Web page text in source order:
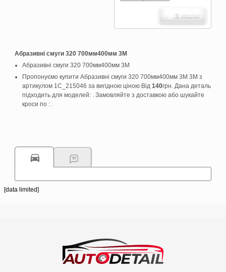
Абразивні смуги 320 700мм400мм 3M
Абразивні смуги 320 700мм400мм 3M
Пропонуємо купити Абразивні смуги 320 700мм400мм 3M 3M з
артикулом 1C_215046 за вигідною ціною Від 140грн. Дана деталь
підходить для моделей: . Замовляйте з доставкою або шукайте
кроси по : .
В кошик
[data limited]